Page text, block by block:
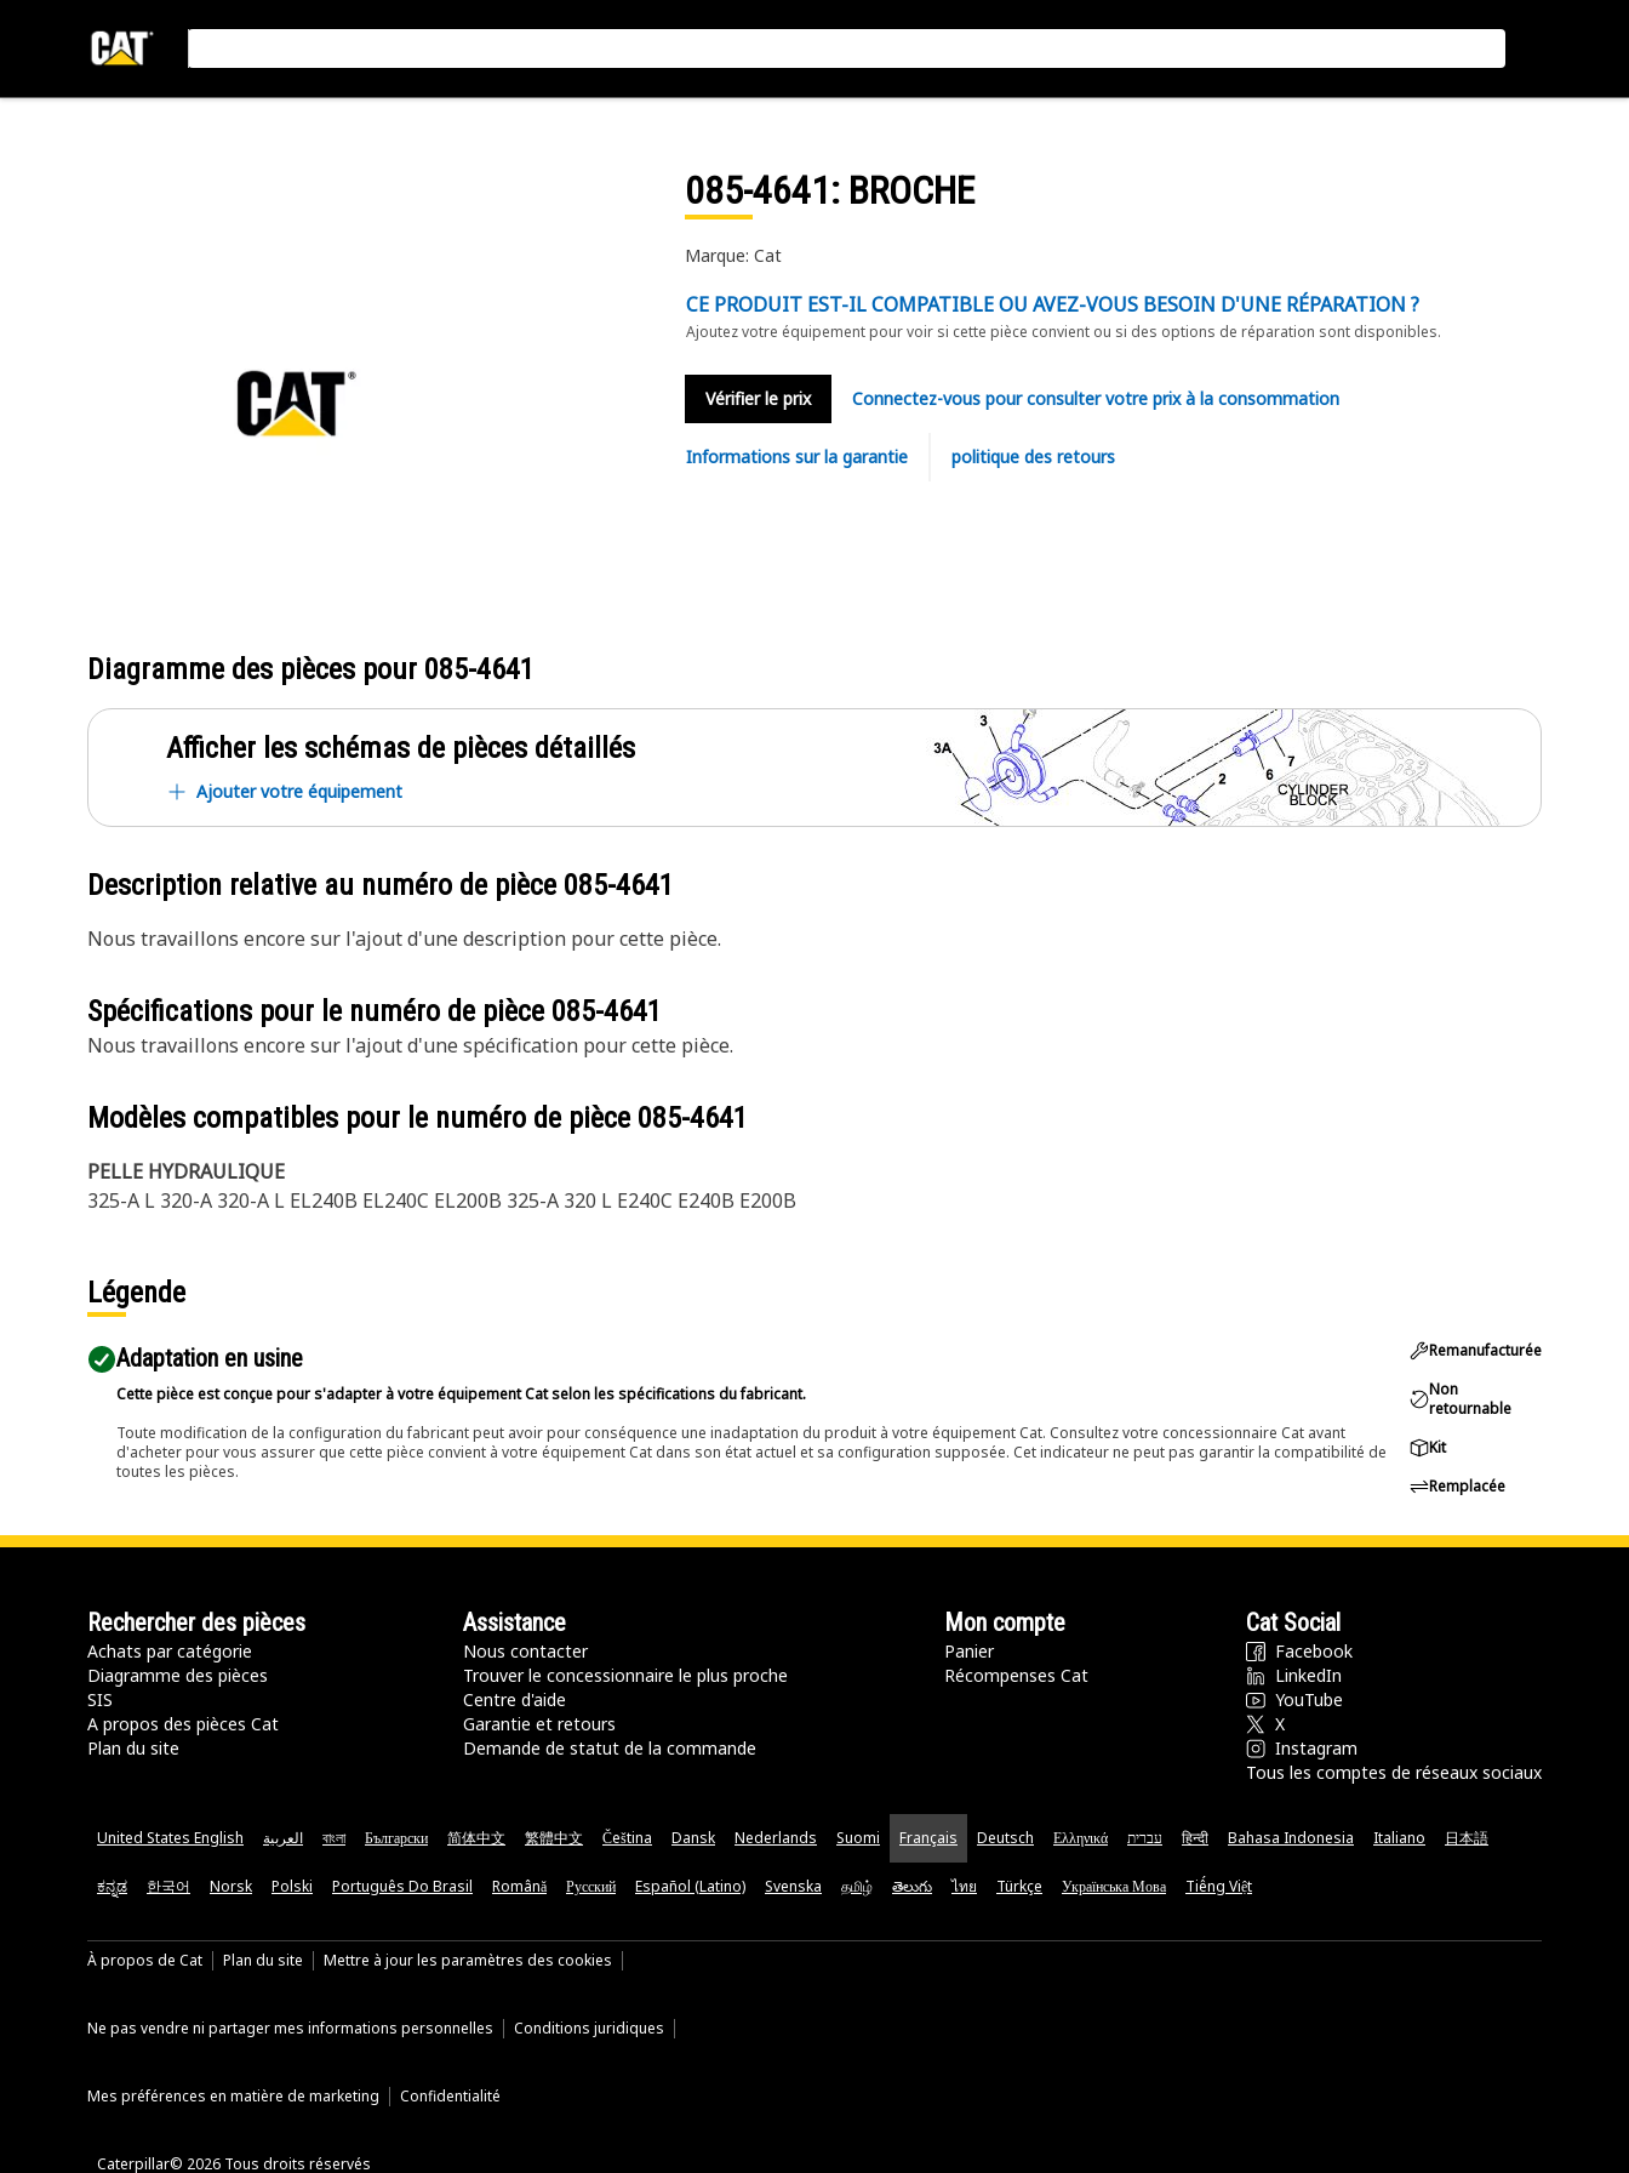
085-4641: BROCHE
Marque: Cat
CE PRODUIT EST-IL COMPATIBLE OU AVEZ-VOUS BESOIN D'UNE RÉPARATION ?
Ajoutez votre équipement pour voir si cette pièce convient ou si des options de réparation sont disponibles.
Vérifier le prix Connectez-vous pour consulter votre prix à la consommation
Informations sur la garantie politique des retours
Diagramme des pièces pour 085-4641
Afficher les schémas de pièces détaillés
Ajouter votre équipement
Description relative au numéro de pièce 085-4641
Nous travaillons encore sur l'ajout d'une description pour cette pièce.
Spécifications pour le numéro de pièce 085-4641
Nous travaillons encore sur l'ajout d'une spécification pour cette pièce.
Modèles compatibles pour le numéro de pièce 085-4641
PELLE HYDRAULIQUE
325-A L 320-A 320-A L EL240B EL240C EL200B 325-A 320 L E240C E240B E200B
Légende
Adaptation en usine
Cette pièce est conçue pour s'adapter à votre équipement Cat selon les spécifications du fabricant.
Toute modification de la configuration du fabricant peut avoir pour conséquence une inadaptation du produit à votre équipement Cat. Consultez votre concessionnaire Cat avant
d'acheter pour vous assurer que cette pièce convient à votre équipement Cat dans son état actuel et sa configuration supposée. Cet indicateur ne peut pas garantir la compatibilité de
toutes les pièces.
Remanufacturée
Non
retournable
Kit
Remplacée
Rechercher des pièces
Achats par catégorie
Diagramme des pièces
SIS
A propos des pièces Cat
Plan du site
Assistance
Nous contacter
Trouver le concessionnaire le plus proche
Centre d'aide
Garantie et retours
Demande de statut de la commande
Mon compte
Panier
Récompenses Cat
Cat Social
Facebook
LinkedIn
YouTube
X
Instagram
Tous les comptes de réseaux sociaux
United States English العربية বাংলা Български 简体中文 繁體中文 Čeština Dansk Nederlands Suomi Français Deutsch Ελληνικά עברית हिन्दी Bahasa Indonesia Italiano 日本語
ಕನ್ನಡ 한국어 Norsk Polski Português Do Brasil Română Русский Español (Latino) Svenska தமிழ் తెలుగు ไทย Türkçe Українська Мова Tiếng Việt
À propos de Cat Plan du site Mettre à jour les paramètres des cookies
Ne pas vendre ni partager mes informations personnelles Conditions juridiques
Mes préférences en matière de marketing Confidentialité
Caterpillar© 2026 Tous droits réservés